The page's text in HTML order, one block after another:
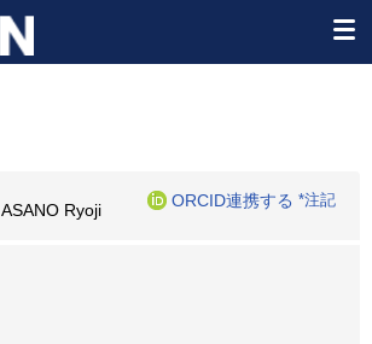
ASANO Ryoji
ORCID連携する *注記